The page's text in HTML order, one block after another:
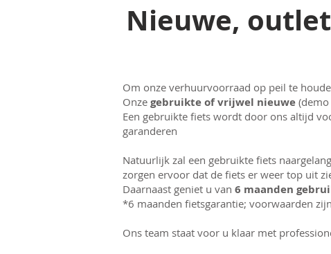
Nieuwe,
Om onze verhuurvoorraad op peil te
Onze gebruikte of vrijwel nieuwe
Een gebruikte fiets wordt door ons altijd
garanderen
Natuurlijk zal een gebruikte fiets
zorgen ervoor dat de fiets er weer top uit
Daarnaast geniet u van 6 maanden
*6 maanden fietsgarantie; voorwaarden
Ons team staat voor u klaar met